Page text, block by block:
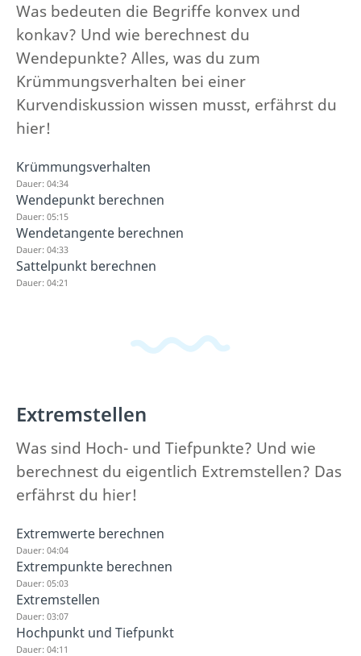
Was bedeuten die Begriffe konvex und
konkav? Und wie berechnest du
Wendepunkte? Alles, was du zum
Krümmungsverhalten bei einer
Kurvendiskussion wissen musst, erfährst du
hier!
Krümmungsverhalten
Dauer: 04:34
Wendepunkt berechnen
Dauer: 05:15
Wendetangente berechnen
Dauer: 04:33
Sattelpunkt berechnen
Dauer: 04:21
Extremstellen
Was sind Hoch- und Tiefpunkte? Und wie
berechnest du eigentlich Extremstellen? Das
erfährst du hier!
Extremwerte berechnen
Dauer: 04:04
Extrempunkte berechnen
Dauer: 05:03
Extremstellen
Dauer: 03:07
Hochpunkt und Tiefpunkt
Dauer: 04:11